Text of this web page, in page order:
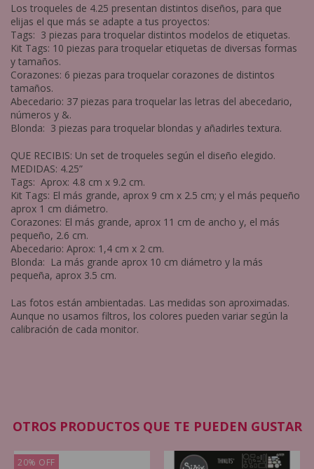
Los troqueles de 4.25 presentan distintos diseños, para que
elijas el que más se adapte a tus proyectos:
Tags: 3 piezas para troquelar distintos modelos de etiquetas.
Kit Tags: 10 piezas para troquelar etiquetas de diversas formas
y tamaños.
Corazones: 6 piezas para troquelar corazones de distintos
tamaños.
Abecedario: 37 piezas para troquelar las letras del abecedario,
números y &.
Blonda: 3 piezas para troquelar blondas y añadirles textura.
QUE RECIBIS: Un set de troqueles según el diseño elegido.
MEDIDAS: 4.25”
Tags: Aprox: 4.8 cm x 9.2 cm.
Kit Tags: El más grande, aprox 9 cm x 2.5 cm; y el más pequeño
aprox 1 cm diámetro.
Corazones: El más grande, aprox 11 cm de ancho y, el más
pequeño, 2.6 cm.
Abecedario: Aprox: 1,4 cm x 2 cm.
Blonda: La más grande aprox 10 cm diámetro y la más
pequeña, aprox 3.5 cm.
Las fotos están ambientadas. Las medidas son aproximadas.
Aunque no usamos filtros, los colores pueden variar según la
calibración de cada monitor.
OTROS PRODUCTOS QUE TE PUEDEN GUSTAR
20% OFF